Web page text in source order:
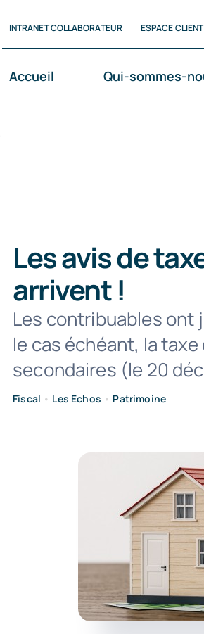
INTRANET COLLABORATEUR ESPACE CLIENT
Accueil Qui-sommes-
Les avis de
arrivent !
Les contribuables ont
le cas échéant, la
secondaires (le 20
Fiscal • Les Echos • Patrimoine